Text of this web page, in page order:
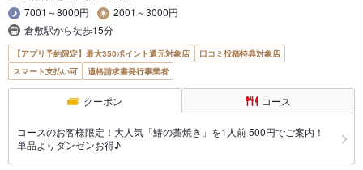
7001～8000円
2001～3000円
倉敷駅から徒歩15分
【アプリ予約限定】最大350ポイント還元対象店
口コミ投稿特典対象店
スマート支払い可
適格請求書発行事業者
クーポン コース
コースのお客様限定！大人気「鰆の藁焼き」を1人前 500円でご案内！
単品よりダンゼンお得♪